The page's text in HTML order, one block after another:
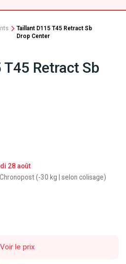
Taillant D115 T45 Retract Sb
Drop Center
Retract Sb
28 août
Chronopost (-30 kg | selon colisage)
Voir le prix